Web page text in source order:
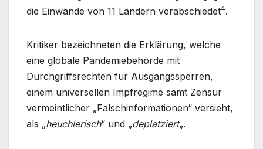
die Einwände von 11 Ländern verabschiedet4.
Kritiker bezeichneten die Erklärung, welche
eine globale Pandemiebehörde mit
Durchgriffsrechten für Ausgangssperren,
einem universellen Impfregime samt Zensur
vermeintlicher „Falschinformationen“ versieht,
als „heuchlerisch“ und „deplatziert„.